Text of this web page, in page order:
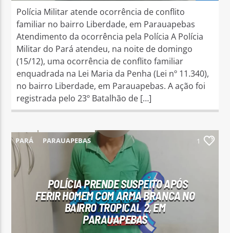
Polícia Militar atende ocorrência de conflito
familiar no bairro Liberdade, em Parauapebas
Atendimento da ocorrência pela Polícia A Polícia
Militar do Pará atendeu, na noite de domingo
(15/12), uma ocorrência de conflito familiar
enquadrada na Lei Maria da Penha (Lei nº 11.340),
no bairro Liberdade, em Parauapebas. A ação foi
registrada pelo 23º Batalhão de […]
PARÁ PARAUAPEBAS 1
POLÍCIA PRENDE SUSPEITO APÓS
FERIR HOMEM COM ARMA BRANCA NO
BAIRRO TROPICAL 2, EM
PARAUAPEBAS